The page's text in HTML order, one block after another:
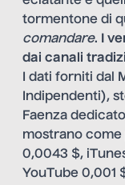
tormentone di
comandare.
I
dai canali
I dati forniti dal
Indipendenti),
Faenza
mostrano
0,0043 $,
YouTube 0,001